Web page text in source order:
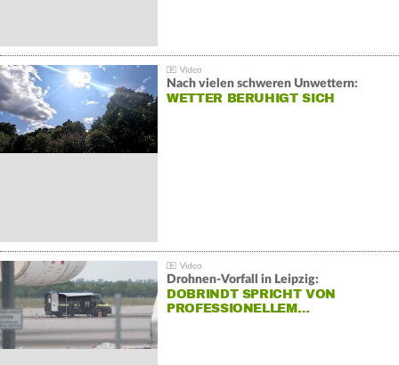
Nach vielen schweren Unwettern:
WETTER BERUHIGT SICH
Drohnen-Vorfall in Leipzig:
DOBRINDT SPRICHT VON
PROFESSIONELLEM…